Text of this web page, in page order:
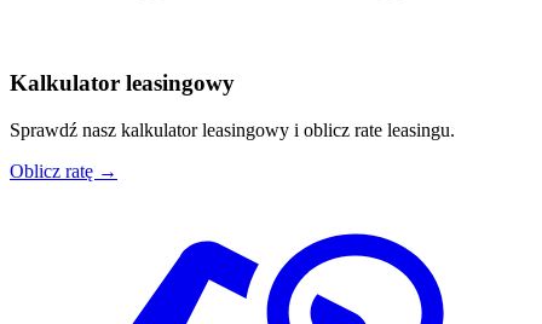
Kalkulator leasingowy
Sprawdź nasz kalkulator leasingowy i oblicz rate leasingu.
Oblicz ratę →